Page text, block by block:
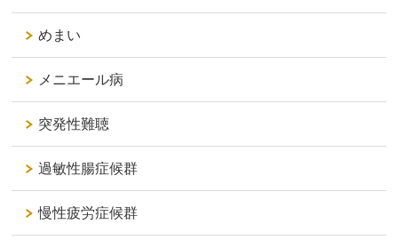
めまい
メニエール病
突発性難聴
過敏性腸症候群
慢性疲労症候群